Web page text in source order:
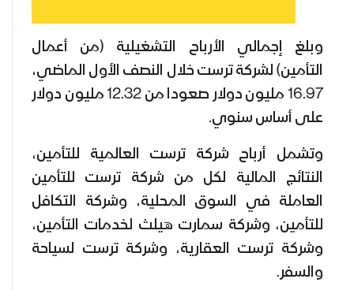
وبلغ إجمالي الأرباح التشغيلية (من أعمال
التأمين) لشركة ترست خلال النصف الأول الماضي،
16.97 مليون دولار صعودا من 12.32 مليون دولار
على أساس سنوي.
وتشمل أرباح شركة ترست العالمية للتأمين،
النتائج المالية لكل من شركة ترست للتأمين
العاملة في السوق المحلية، وشركة التكافل
للتأمين، وشركة سمارت هيلث لخدمات التأمين،
وشركة ترست العقارية، وشركة ترست لسياحة
والسفر.